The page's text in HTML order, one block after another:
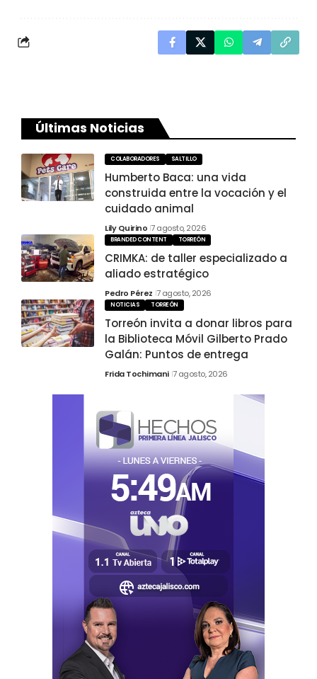
Últimas Noticias
COLABORADORES SALTILLO
Humberto Baca: una vida
construida entre la vocación y el
cuidado animal
Lily Quirino 7 agosto, 2026
BRANDED CONTENT TORREÓN
CRIMKA: de taller especializado a
aliado estratégico
Pedro Pérez 7 agosto, 2026
NOTICIAS TORREÓN
Torreón invita a donar libros para
la Biblioteca Móvil Gilberto Prado
Galán: Puntos de entrega
Frida Tochimani 7 agosto, 2026